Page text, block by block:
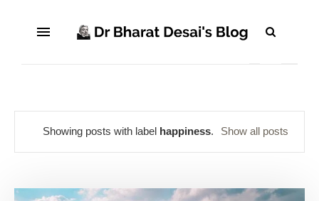
Showing posts with label happiness. Show all posts